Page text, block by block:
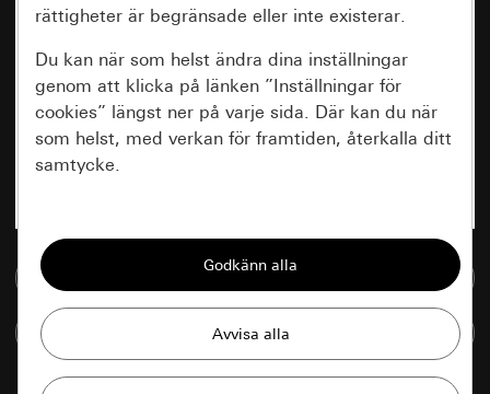
Till mediedatabasen
Jämföra artiklar
rättigheter är begränsade eller inte existerar.
Du kan när som helst ändra dina inställningar
genom att klicka på länken ”Inställningar för
cookies” längst ner på varje sida. Där kan du när
som helst, med verkan för framtiden, återkalla ditt
samtycke.
Alla cookies som krävs för att kunna visa
sidan.
Databehandlingssyfte:
våra utbud